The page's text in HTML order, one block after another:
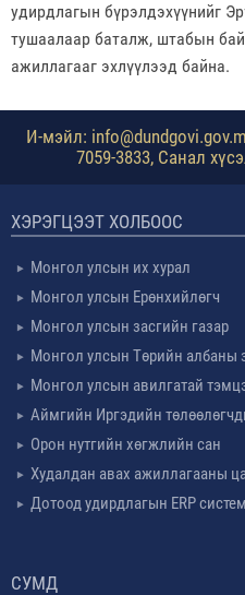
удирдлагын бүрэлдэхүүнийг
тушаалаар баталж, штабын
ажиллагааг эхлүүлээд байна.
И-мэйл:
7059-3833, Санал
ХЭРЭГЦЭЭТ ХОЛБООС
Монгол улсын их хурал
Монгол улсын Ерөнхийлөгч
Монгол улсын засгийн газар
Монгол улсын Төрийн албаны
Монгол улсын авилгатай
Аймгийн Иргэдийн
Орон нутгийн хөгжлийн сан
Худалдан авах ажиллагааны
Дотоод удирдлагын ERP систем
СУМД